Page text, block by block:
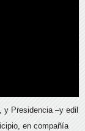
y Presidencia –y edil
en compañía